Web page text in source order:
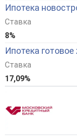
Ипотека
Ставка
8%
Ипотека
Ставка
17,09%